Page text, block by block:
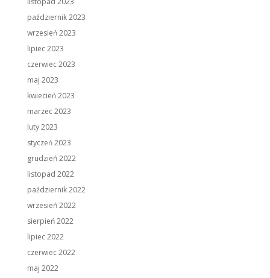
październik 2023
wrzesień 2023
lipiec 2023
czerwiec 2023
maj 2023
kwiecień 2023
marzec 2023
luty 2023
styczeń 2023
grudzień 2022
listopad 2022
październik 2022
wrzesień 2022
sierpień 2022
lipiec 2022
czerwiec 2022
maj 2022